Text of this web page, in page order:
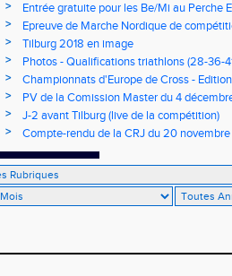
>
Entrée gratuite pour les Be/Mi au Perche
>
Epreuve de Marche Nordique de
de cross du Loir et Cher
>
Tilburg 2018 en image
>
Photos - Qualifications triathlons (28-36-
>
Championnats d'Europe de Cross -
>
PV de la Comission Master du 4
>
J-2 avant Tilburg (live de la compétition)
> Compte-rendu de la CRJ du 20 novembre